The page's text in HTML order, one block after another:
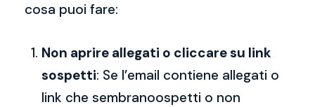
cosa puoi fare:
Non aprire allegati o cliccare su link
sospetti: Se l’email contiene allegati o
link che sembranoospetti o non